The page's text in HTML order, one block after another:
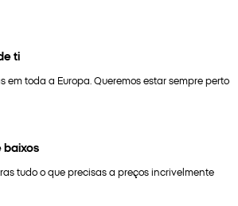
ti
em toda a Europa. Queremos estar sempre perto
baixos
tudo o que precisas a preços incrivelmente